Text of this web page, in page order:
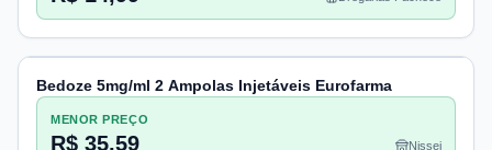
Bedoze 5mg/ml 2 Ampolas Injetáveis Eurofarma
MENOR PREÇO
R$ 35,59 Nissei